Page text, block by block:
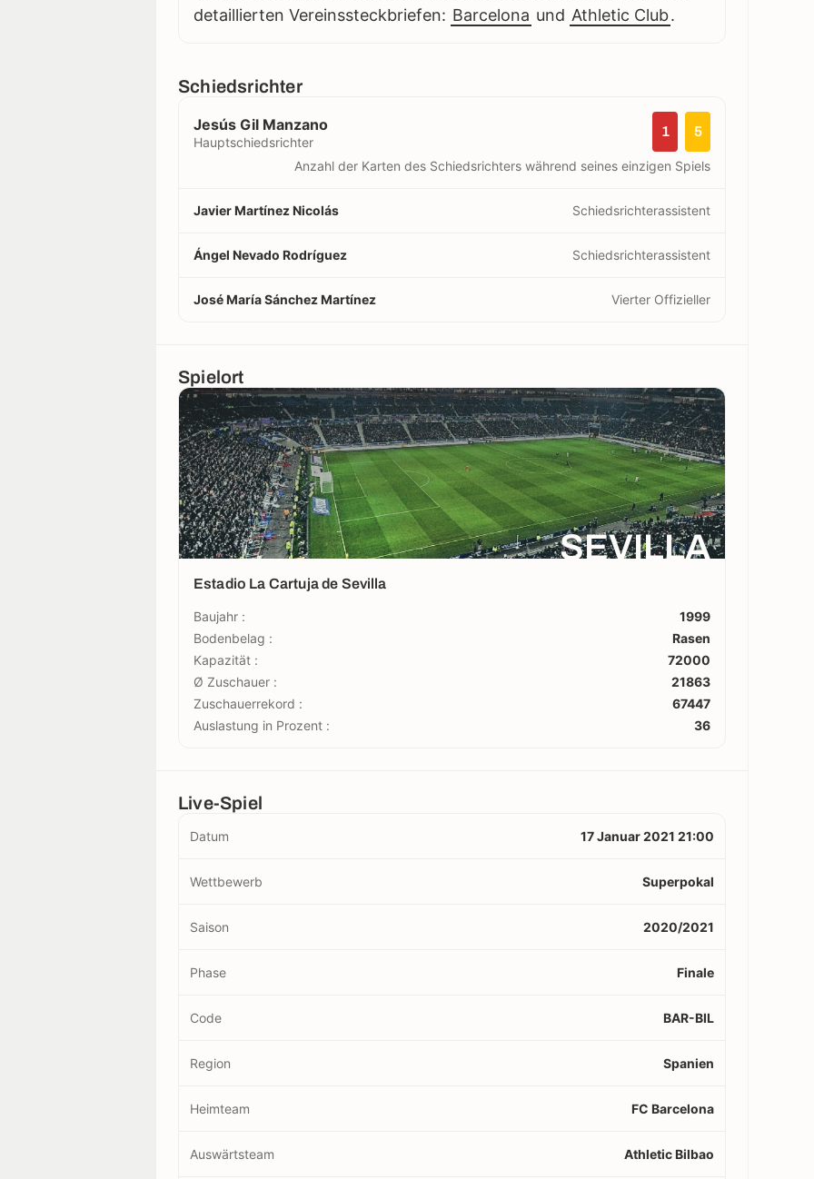
detaillierten Vereinssteckbriefen: Barcelona und Athletic Club.
Schiedsrichter
Jesús Gil Manzano
Hauptschiedsrichter
1 5
Anzahl der Karten des Schiedsrichters während seines einzigen Spiels
Javier Martínez Nicolás Schiedsrichterassistent
Ángel Nevado Rodríguez Schiedsrichterassistent
José María Sánchez Martínez Vierter Offizieller
Spielort
SEVILLA
Estadio La Cartuja de Sevilla
Baujahr :
1999
Bodenbelag :
Rasen
Kapazität :
72000
Ø Zuschauer :
21863
Zuschauerrekord :
67447
Auslastung in Prozent :
36
Live-Spiel
Datum 17 Januar 2021 21:00
Wettbewerb Superpokal
Saison 2020/2021
Phase Finale
Code BAR-BIL
Region Spanien
Heimteam FC Barcelona
Auswärtsteam Athletic Bilbao